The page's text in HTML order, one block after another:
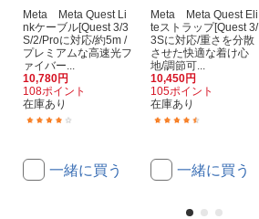
Meta Meta Quest Li
nkケーブル[Quest 3/3
S/2/Proに対応/約5m /
プレミアムな高速光フ
ァイバー...
10,780円
108ポイント
在庫あり
一緒に買う
Meta Meta Quest Eli
teストラップ[Quest 3/
3Sに対応/重さを分散
させた快適な着け心
地/調節可...
10,450円
105ポイント
在庫あり
一緒に買う